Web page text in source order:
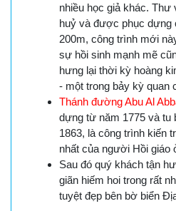
nhiều học giả khác. Thư
huỷ và được phục dựng
200m, công trình mới
sự hồi sinh mạnh mẽ
hưng lại thời kỳ hoàng
- một trong bảy kỳ quan
Thánh đường Abu Al
dựng từ năm 1775 và tu
1863, là công trình kiến
nhất của người Hồi giáo
Sau đó quý khách tận
giãn hiếm hoi trong rất
tuyệt đẹp bên bờ biển